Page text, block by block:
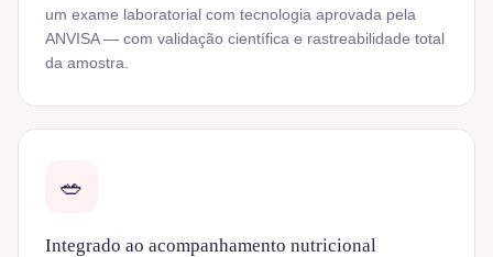
um exame laboratorial com tecnologia aprovada pela
ANVISA — com validação científica e rastreabilidade total
da amostra.
🥗
Integrado ao acompanhamento nutricional